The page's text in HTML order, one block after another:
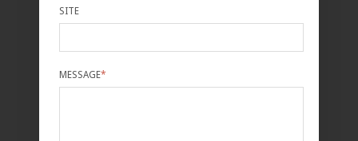
SITE
MESSAGE*